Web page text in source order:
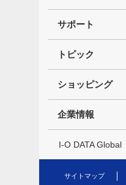
サポート
トピック
ショッピング
企業情報
I-O DATA Global
サイトマップ